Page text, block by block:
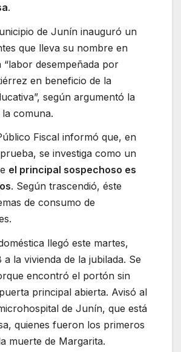
.
de Junín inauguró un
que lleva su nombre en
“labor desempeñada por
en beneficio de la
según argumentó la
comuna.
Fiscal informó que, en
se investiga como un
el principal sospechoso es
. Según trascendió, éste
de consumo de
llegó este martes,
la vivienda de la jubilada. Se
encontró el portón sin
principal abierta. Avisó al
de Junín, que está
quienes fueron los primeros
muerte de Margarita.